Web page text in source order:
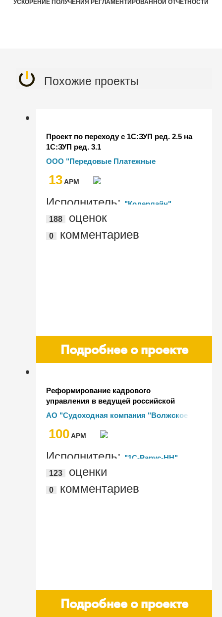
УСКОРЕНИЕ ПОЛУЧЕНИЯ РЕГЛАМЕНТИРОВАННОЙ ОТЧЕТНОСТИ
Похожие проекты
Проект по переходу с 1С:ЗУП ред. 2.5 на
1С:ЗУП ред. 3.1
ООО "Передовые Платежные
13AРМ
Исполнитель: "Кодерлайн"
188
оценок
0 комментариев
Подробнее о проекте
Реформирование кадрового
управления в ведущей российской
судоходной компании
АО "Судоходная компания "Волжское
100AРМ
Исполнитель: "1С-Рарус-НН"
123
оценки
0 комментариев
Подробнее о проекте